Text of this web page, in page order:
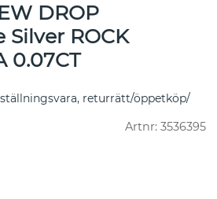
DROP
Silver ROCK
0.07CT
returrätt/öppetköp/
Artnr: 3536395